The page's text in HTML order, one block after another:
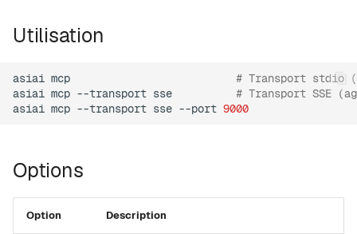
한국어
i
a
Cartes de benchmark
Agents réseau
vllm-mlx
Rapid-MLX
MTPLX
Utilisation
asiai mcp
# Transport stdio
asiai mcp --transport sse
# Transport SSE
asiai mcp --transport sse --port 9000
Options
Option Description